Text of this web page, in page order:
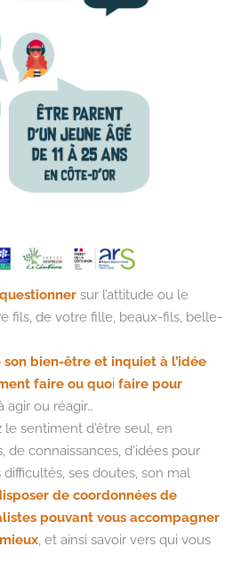
sur l’attitude ou le
fils, de votre fille, beaux-fils, belle-
son bien-être et inquiet à l’idée
faire ou quoi faire pour
agir ou réagir…
sentiment d’être seul, en
de connaissances, d’idées pour
difficultés, ses doutes, son mal
de coordonnées de
pouvant vous accompagner
, et ainsi savoir vers qui vous